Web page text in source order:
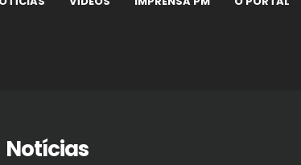
Notícias